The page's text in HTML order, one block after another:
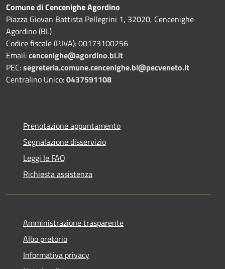
Comune di Cencenighe Agordino
Piazza Giovan Battista Pellegrini 1, 32020, Cencenighe
Agordino (BL)
Codice fiscale (P.IVA): 00173100256
Email:cencenighe@agordino.bl.it
PEC:segreteria.comune.cencenighe.bl@pecveneto.it
Centralino Unico:0437591108
Prenotazione appuntamento
Segnalazione disservizio
Leggi le FAQ
Richiesta assistenza
Amministrazione trasparente
Albo pretorio
Informativa privacy